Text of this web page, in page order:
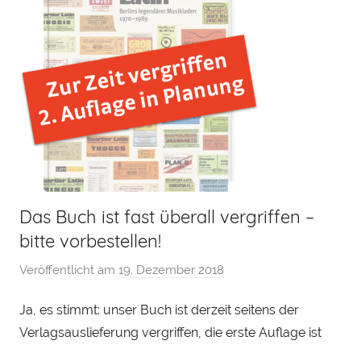
Das Buch ist fast überall vergriffen –
bitte vorbestellen!
Veröffentlicht am 19. Dezember 2018
n
H
Ja, es stimmt: unser Buch ist derzeit seitens der
Verlagsauslieferung vergriffen, die erste Auflage ist